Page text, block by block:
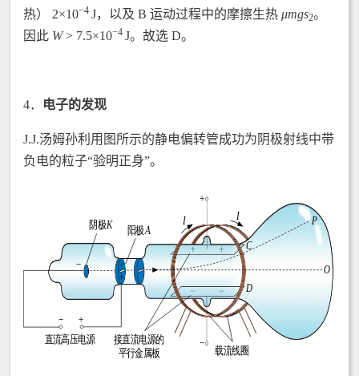
热） 2×10−4 J，以及 B 运动过程中的摩擦生热 μmgs2。
因此 W> 7.5×10−4 J。故选 D。
4． 电子的发现
J.J.汤姆孙利用图所示的静电偏转管成功为阴极射线中带
负电的粒子“验明正身”。